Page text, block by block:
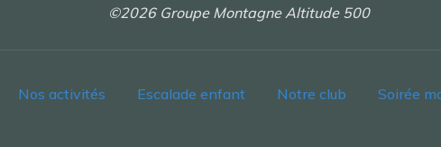
©2026 Groupe Montagne Altitude 500
Nos activités Escalade enfant Notre club Soirée